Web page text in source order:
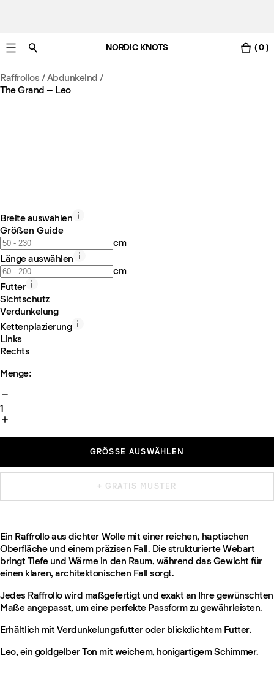
NORDIC KNOTS ( 0 )
Raffrollos / Abdunkelnd /
The Grand – Leo
Breite auswählen
Größen Guide
cm
Länge auswählen
cm
Futter
Sichtschutz
Verdunkelung
Kettenplazierung
Links
Rechts
Menge:
1
GRÖSSE AUSWÄHLEN
+ GRATIS MUSTER
Ein Raffrollo aus dichter Wolle mit einer reichen, haptischen
Oberfläche und einem präzisen Fall. Die strukturierte Webart
bringt Tiefe und Wärme in den Raum, während das Gewicht für
einen klaren, architektonischen Fall sorgt.
Jedes Raffrollo wird maßgefertigt und exakt an Ihre gewünschten
Maße angepasst, um eine perfekte Passform zu gewährleisten.
Erhältlich mit Verdunkelungsfutter oder blickdichtem Futter.
Leo, ein goldgelber Ton mit weichem, honigartigem Schimmer.